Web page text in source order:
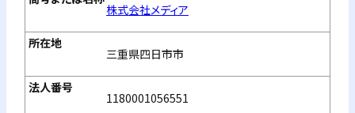
株式会社メディア
三重県四日市市
1180001056551